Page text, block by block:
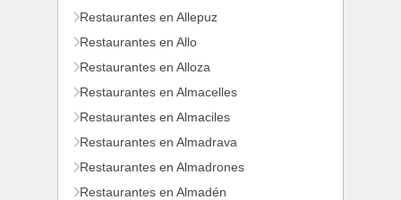
Restaurantes en Allepuz
Restaurantes en Allo
Restaurantes en Alloza
Restaurantes en Almacelles
Restaurantes en Almaciles
Restaurantes en Almadrava
Restaurantes en Almadrones
Restaurantes en Almadén